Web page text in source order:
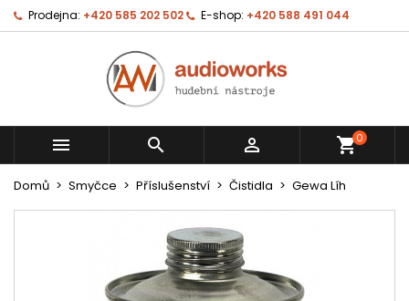
Prodejna: +420 585 202 502 E-shop: +420 588 491 044
   shopping_cart0
Domů Smyčce Příslušenství Čistidla Gewa Líh